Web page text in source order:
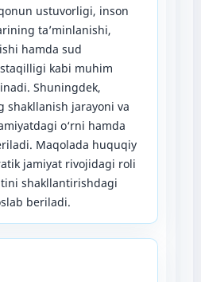
ustuvorligi, inson
ta’minlanishi,
hamda sud
kabi muhim
Shuningdek,
shakllanish jarayoni va
o‘rni hamda
Maqolada huquqiy
jamiyat rivojidagi roli
shakllantirishdagi
beriladi.